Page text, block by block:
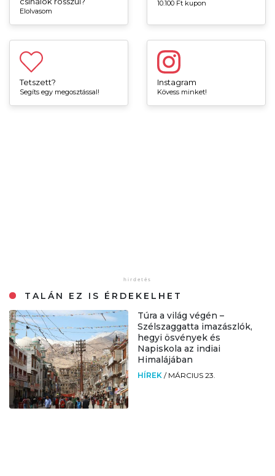
Elolvasom
10.100 Ft kupon
Tetszett?
Segíts egy megosztással!
Instagram
Kövess minket!
TALÁN EZ IS ÉRDEKELHET
Túra a világ végén –
Szélszaggatta imazászlók,
hegyi ösvények és
Napiskola az indiai
Himalájában
HÍREK / MÁRCIUS 23.